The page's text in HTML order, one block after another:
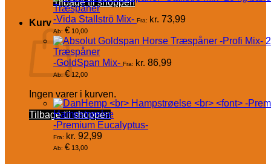
Tilbage til shoppen
Kurv
Ingen varer i kurven.
Tilbage til shoppen
Træspåner
-Vida Stallströ Mix- Fra: kr. 73,99
Ab: € 10,00
Træspåner
-GoldSpan Mix- Fra: kr. 86,99
Ab:€ 12,00
Hampstrøelse
-Premium Eucalyptus-
Fra: kr. 92,99
Ab: € 13,00